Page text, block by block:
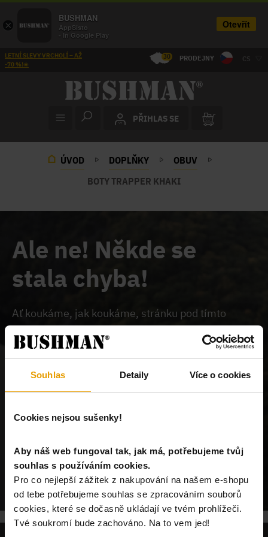
Souhlas Detaily Více o cookies
Cookies nejsou sušenky!
Aby náš web fungoval tak, jak má, potřebujeme tvůj
souhlas s používáním cookies.
Pro co nejlepší zážitek z nakupování na našem e-shopu
od tebe potřebujeme souhlas se zpracováním souborů
cookies, které se dočasně ukládají ve tvém prohlížeči.
Tvé soukromí bude zachováno. Na to vem jed!
LETNÍ SLEVY VRCHOLÍ – AŽ
-70 %!☀️
30 PRODEJNY CS
PŘIHLAS SE
ÚVOD DOPLŇKY
OBUV
BOTY TRAPPER KHAKI
Ale ne! Někde se
stala chyba!
Ať koukáme, jak koukáme, stránku pod tímto
odkazem na našem webu nemůžeme najít.
Buď je
chybně zadaný odkaz, nebo je požadovaný produkt
POKRAČUJ NA ÚVODNÍ STRÁNKU
×
BUSHMAN
AppSisto
- In Google Play
Otevřít